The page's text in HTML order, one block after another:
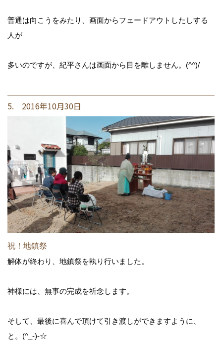
普通は向こうをみたり、画面からフェードアウトしたしする
人が
多いのですが、紀平さんは画面から目を離しません。(^^)/
5. 2016年10月30日
祝！地鎮祭
解体が終わり、地鎮祭を執り行いました。
神様には、無事の完成を祈念します。
そして、最後に喜んで頂けて引き渡しができますように、
と。(^_-)-☆